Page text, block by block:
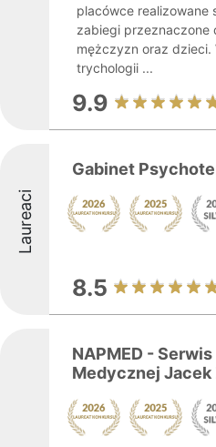
placówce realizowane
zabiegi przeznaczone
mężczyzn oraz dzieci.
trychologii ...
9.9
Laureaci
Gabinet
8.5
NAPMED -
Medycznej